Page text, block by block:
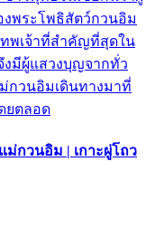
พระโพธิสัตว์กวนอิม
ทพเจ้าที่สำคัญที่สุดใน
มีผู้แสวงบุญจากทั่ว
กวนอิมเดินทางมาที่
ยตลอด
ม่กวนอิม | เกาะผู่โถว